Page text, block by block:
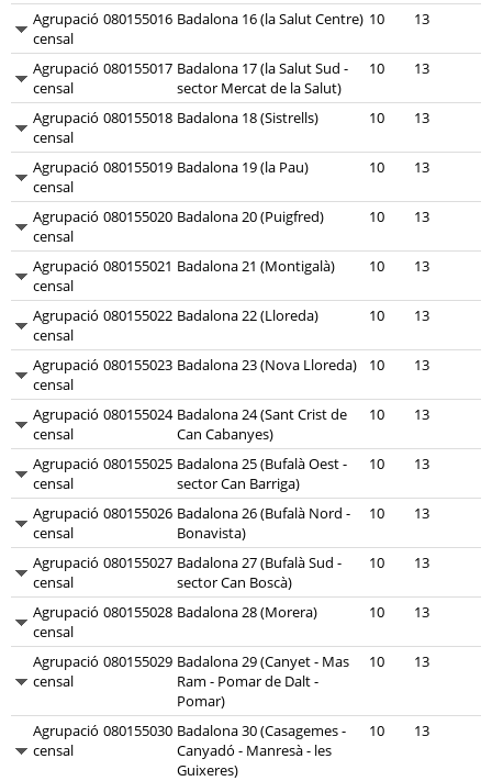
Agrupació
censal
080155016 Badalona 16 (la Salut Centre) 10 13
Agrupació
censal
080155017 Badalona 17 (la Salut Sud -
sector Mercat de la Salut)
10 13
Agrupació
censal
080155018 Badalona 18 (Sistrells) 10 13
Agrupació
censal
080155019 Badalona 19 (la Pau) 10 13
Agrupació
censal
080155020 Badalona 20 (Puigfred) 10 13
Agrupació
censal
080155021 Badalona 21 (Montigalà) 10 13
Agrupació
censal
080155022 Badalona 22 (Lloreda) 10 13
Agrupació
censal
080155023 Badalona 23 (Nova Lloreda) 10 13
Agrupació
censal
080155024 Badalona 24 (Sant Crist de
Can Cabanyes)
10 13
Agrupació
censal
080155025 Badalona 25 (Bufalà Oest -
sector Can Barriga)
10 13
Agrupació
censal
080155026 Badalona 26 (Bufalà Nord -
Bonavista)
10 13
Agrupació
censal
080155027 Badalona 27 (Bufalà Sud -
sector Can Boscà)
10 13
Agrupació
censal
080155028 Badalona 28 (Morera) 10 13
Agrupació
censal
080155029 Badalona 29 (Canyet - Mas
Ram - Pomar de Dalt -
Pomar)
10 13
Agrupació
censal
080155030 Badalona 30 (Casagemes -
Canyadó - Manresà - les
Guixeres)
10 13